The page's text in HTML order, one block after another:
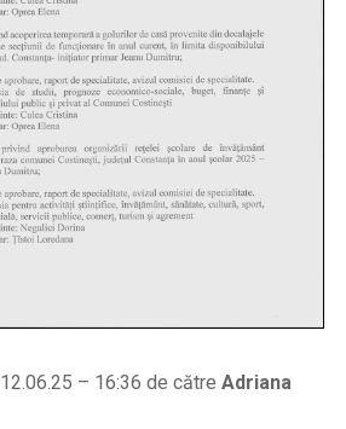
12.06.25 – 16:36 de către Adriana